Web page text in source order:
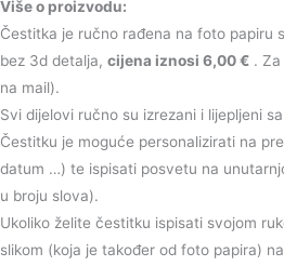
Više o proizvodu:
Čestitka je ručno rađena na foto papiru
bez 3d detalja, cijena iznosi 6,00 € .
na mail).
Svi dijelovi ručno su izrezani i lijepljeni
Čestitku je moguće personalizirati na
datum …) te ispisati posvetu na
u broju slova).
Ukoliko želite čestitku ispisati svojom
slikom (koja je također od foto papira)